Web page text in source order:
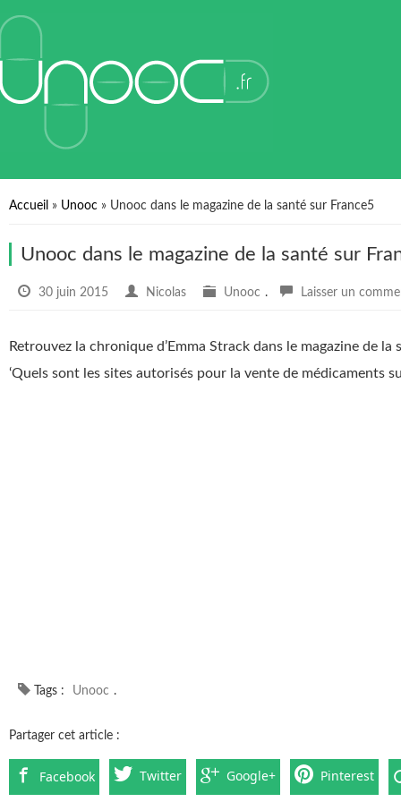
Accueil » Unooc » Unooc dans le magazine de la santé sur France5
Unooc dans le magazine de la santé sur
30 juin 2015 Nicolas Unooc . Laisser un
Retrouvez la chronique d’Emma Strack dans le magazine de
‘Quels sont les sites autorisés pour la vente de médicaments
Tags : Unooc .
Partager cet article :
Facebook Twitter Google+ Pinterest